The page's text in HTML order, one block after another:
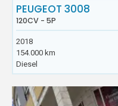
PEUGEOT 3008
120CV - 5P
2018
154.000 km
Diesel